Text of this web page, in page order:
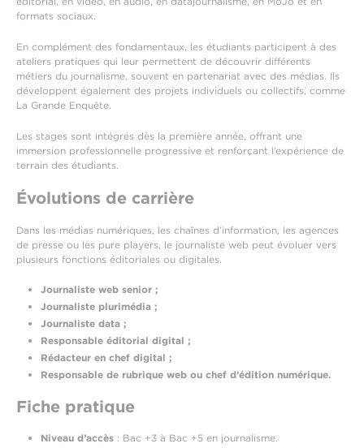
formats sociaux.
En complément des fondamentaux, les étudiants participent à des
ateliers pratiques qui leur permettent de découvrir différents
métiers du journalisme, souvent en partenariat avec des médias. Ils
développent également des projets individuels ou collectifs, comme
La Grande Enquête.
Les stages sont intégrés dès la première année, offrant une
immersion professionnelle progressive et renforçant l’expérience de
terrain des étudiants.
Évolutions de carrière
Dans les médias numériques, les chaînes d’information, les agences
de presse ou les pure players, le journaliste web peut évoluer vers
plusieurs fonctions éditoriales ou digitales.
Journaliste web senior ;
Journaliste plurimédia ;
Journaliste data ;
Responsable éditorial digital ;
Rédacteur en chef digital ;
Responsable de rubrique web ou chef d’édition numérique.
Fiche pratique
Niveau d’accès : Bac +3 à Bac +5 en journalisme.